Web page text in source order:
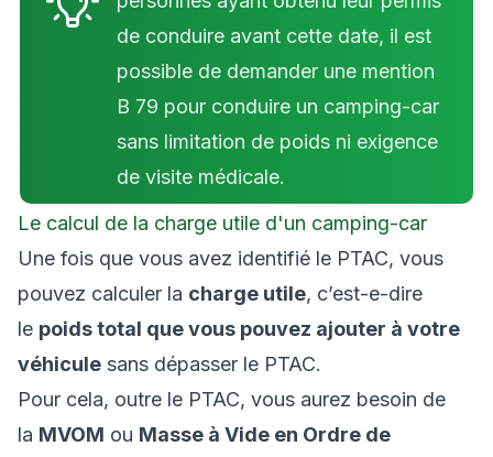
de conduire avant cette date, il est
possible de demander une mention
B 79 pour conduire un camping-car
sans limitation de poids ni exigence
de visite médicale.
Le calcul de la charge utile d'un camping-car
Une fois que vous avez identifié le PTAC, vous
pouvez calculer la charge utile, c’est-e-dire
le poids total que vous pouvez ajouter à votre
véhicule sans dépasser le PTAC.
Pour cela, outre le PTAC, vous aurez besoin de
la MVOM ou Masse à Vide en Ordre de